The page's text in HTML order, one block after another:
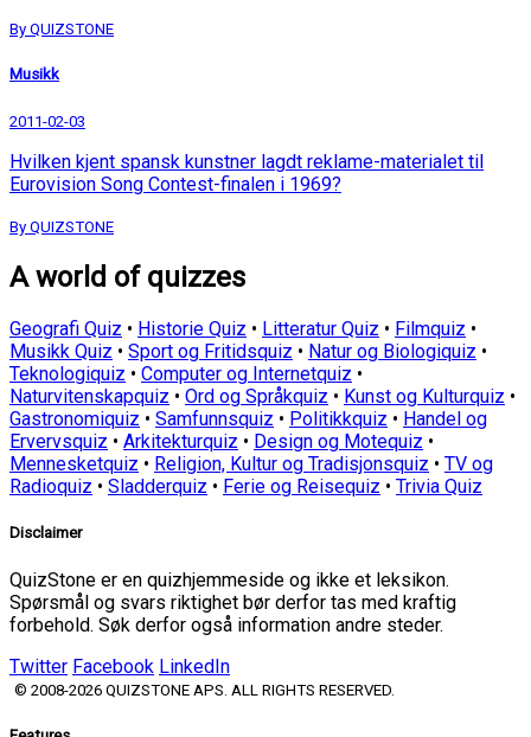
By QUIZSTONE
Musikk
2011-02-03
Hvilken kjent spansk kunstner lagdt reklame-materialet til
Eurovision Song Contest-finalen i 1969?
By QUIZSTONE
A world of quizzes
Geografi Quiz • Historie Quiz • Litteratur Quiz • Filmquiz •
Musikk Quiz • Sport og Fritidsquiz • Natur og Biologiquiz •
Teknologiquiz • Computer og Internetquiz •
Naturvitenskapquiz • Ord og Språkquiz • Kunst og Kulturquiz •
Gastronomiquiz • Samfunnsquiz • Politikkquiz • Handel og
Ervervsquiz • Arkitekturquiz • Design og Motequiz •
Mennesketquiz • Religion, Kultur og Tradisjonsquiz • TV og
Radioquiz • Sladderquiz • Ferie og Reisequiz • Trivia Quiz
Disclaimer
QuizStone er en quizhjemmeside og ikke et leksikon.
Spørsmål og svars riktighet bør derfor tas med kraftig
forbehold. Søk derfor også information andre steder.
Twitter Facebook LinkedIn
© 2008-2026 QUIZSTONE APS. ALL RIGHTS RESERVED.